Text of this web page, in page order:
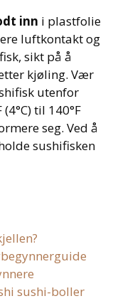
inn i plastfolie
luftkontakt og
sikt på å
kjøling. Vær
utenfor
(4°C) til 140°F
seg. Ved å
sushifisken
sushi-boller